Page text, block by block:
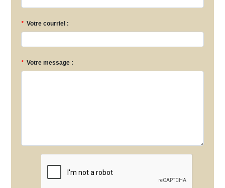
* Votre courriel :
* Votre message :